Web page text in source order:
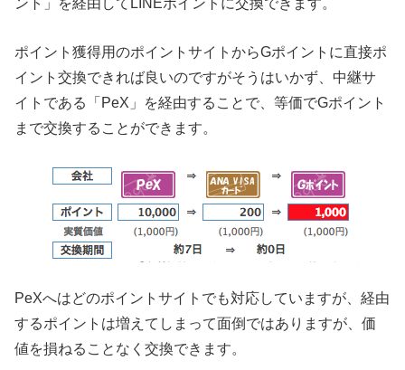
ポイント獲得用のポイントサイトからGポイントに直接ポ
イント交換できれば良いのですがそうはいかず、中継サ
イトである「PeX」を経由することで、等価でGポイント
まで交換することができます。
PeXへはどのポイントサイトでも対応していますが、経由
するポイントは増えてしまって面倒ではありますが、価
値を損ねることなく交換できます。